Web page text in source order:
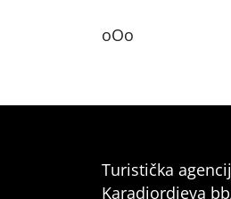
oOo
Turistička
Karadjordjeva